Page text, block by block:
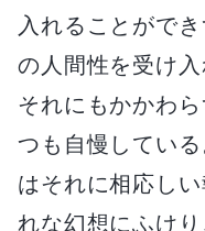
入れることがで
の人間性を受け入
それにもかかわ
つも自慢してい
はそれに相応し
れな幻想にふけ